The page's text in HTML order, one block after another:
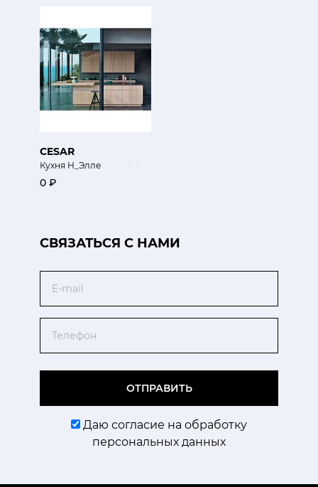
CESAR
Кухня Н_Элле
0 ₽
CВЯЗАТЬСЯ С НАМИ
ОТПРАВИТЬ
Даю согласие на обработку
персональных данных